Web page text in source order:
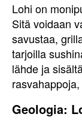
Lohi on
Sitä voidaan
savustaa,
tarjoilla
lähde ja
Geologia: